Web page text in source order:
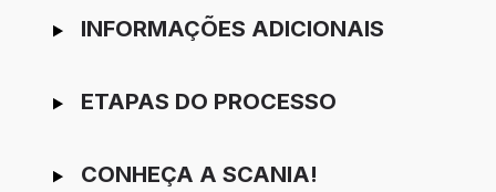
INFORMAÇÕES ADICIONAIS
ETAPAS DO PROCESSO
CONHEÇA A SCANIA!